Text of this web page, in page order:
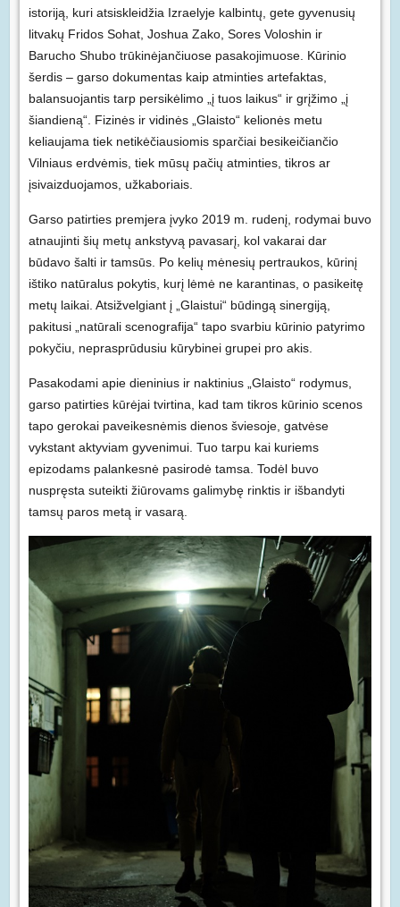
istoriją, kuri atsiskleidžia Izraelyje kalbintų, gete gyvenusių
litvakų Fridos Sohat, Joshua Zako, Sores Voloshin ir
Barucho Shubo trūkinėjančiuose pasakojimuose. Kūrinio
šerdis – garso dokumentas kaip atminties artefaktas,
balansuojantis tarp persikėlimo „į tuos laikus“ ir grįžimo „į
šiandieną“. Fizinės ir vidinės „Glaisto“ kelionės metu
keliaujama tiek netikėčiausiomis sparčiai besikeičiančio
Vilniaus erdvėmis, tiek mūsų pačių atminties, tikros ar
įsivaizduojamos, užkaboriais.
Garso patirties premjera įvyko 2019 m. rudenį, rodymai buvo
atnaujinti šių metų ankstyvą pavasarį, kol vakarai dar
būdavo šalti ir tamsūs. Po kelių mėnesių pertraukos, kūrinį
ištiko natūralus pokytis, kurį lėmė ne karantinas, o pasikeitę
metų laikai. Atsižvelgiant į „Glaistui“ būdingą sinergiją,
pakitusi „natūrali scenografija“ tapo svarbiu kūrinio patyrimo
pokyčiu, neprasprūdusiu kūrybinei grupei pro akis.
Pasakodami apie dieninius ir naktinius „Glaisto“ rodymus,
garso patirties kūrėjai tvirtina, kad tam tikros kūrinio scenos
tapo gerokai paveikesnėmis dienos šviesoje, gatvėse
vykstant aktyviam gyvenimui. Tuo tarpu kai kuriems
epizodams palankesnė pasirodė tamsa. Todėl buvo
nuspręsta suteikti žiūrovams galimybę rinktis ir išbandyti
tamsų paros metą ir vasarą.